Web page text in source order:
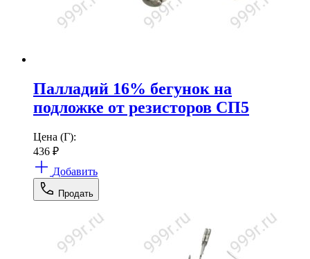
Палладий 16% бегунок на
подложке от резисторов СП5
Цена (Г):
436 ₽
Добавить
Продать